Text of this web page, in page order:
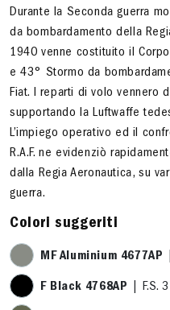
Durante la Seconda guerra
da bombardamento della
1940 venne costituito il
e 43° Stormo da
Fiat. I reparti di volo vennero
supportando la Luftwaffe
L’impiego operativo ed il
R.A.F. ne evidenziò
dalla Regia Aeronautica, su
guerra.
Colori suggeriti
MF Aluminium 4677AP
F Black 4768AP | F.S.